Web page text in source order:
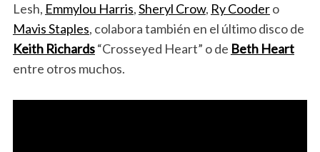
Lesh, Emmylou Harris,Sheryl Crow, Ry Coodero
Mavis Staples, colabora también en el último disco de
Keith Richards“Crosseyed Heart” o de Beth Heart
entre otros muchos.